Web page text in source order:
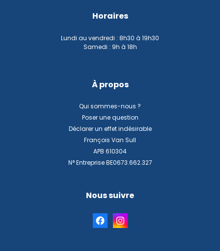
Horaires
Lundi au vendredi : 8h30 à 19h30
Samedi : 9h à 18h
À propos
Qui sommes-nous ?
Poser une question
Déclarer un effet indésirable
François Van Sull
APB 610304
N° Entreprise BE0673.662.327
Nous suivre